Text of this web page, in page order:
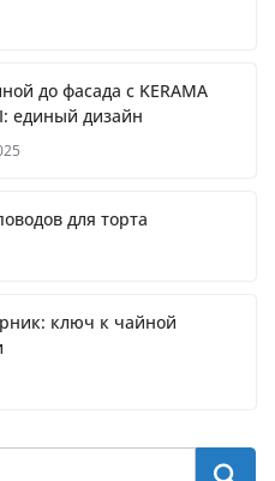
до фасада с KERAMA
единый дизайн
для торта
ключ к чайной